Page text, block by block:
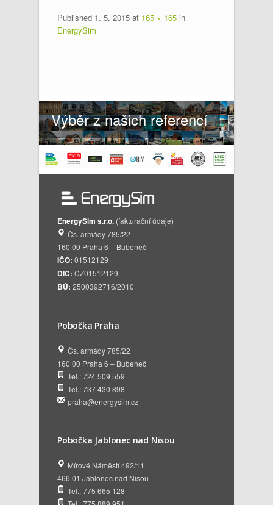
Published 1. 5. 2015 at 165 × 165 in
EnergySim
Výběr z našich referencí
EnergySim s.r.o. (fakturační údaje)
Čs. armády 785/22
160 00 Praha 6 – Bubeneč
IČO: 01512129
DIČ: CZ01512129
BÚ: 2500392716/2010
Pobočka Praha
Čs. armády 785/22
160 00 Praha 6 – Bubeneč
Tel.: 724 509 559
Tel.: 737 430 898
praha@energysim.cz
Pobočka Jablonec nad Nisou
Mírové Náměstí 492/11
466 01 Jablonec nad Nisou
Tel.: 775 665 128